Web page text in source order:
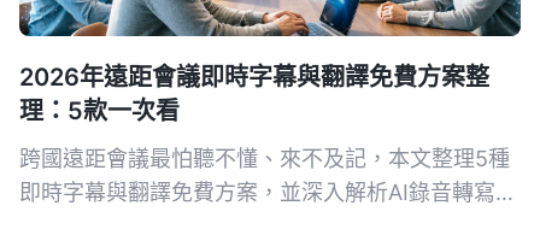
2026年遠距會議即時字幕與翻譯免費方案整
理：5款一次看
跨國遠距會議最怕聽不懂、來不及記，本文整理5種
即時字幕與翻譯免費方案，並深入解析AI錄音轉寫工